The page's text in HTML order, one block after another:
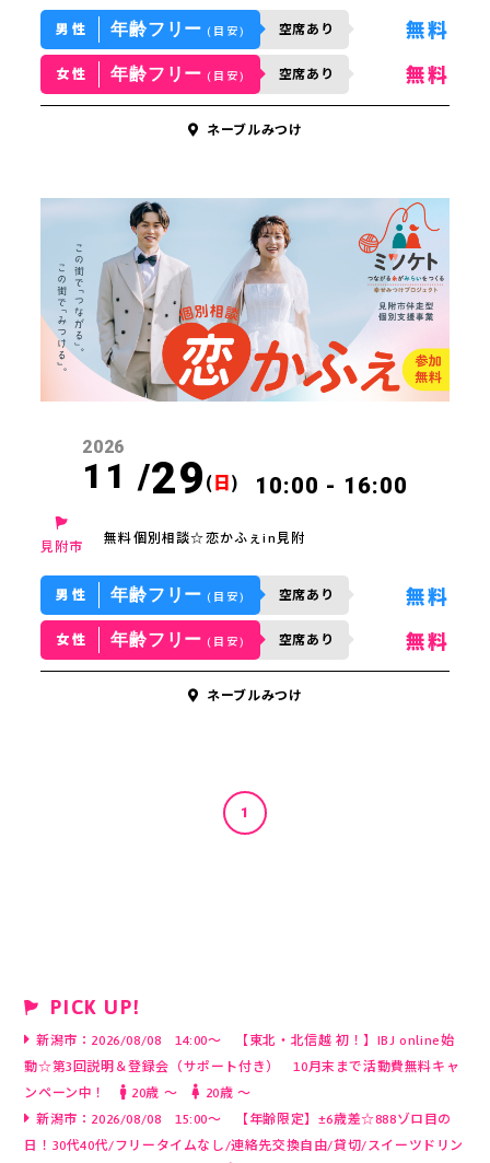
男性 年齢フリー (目安) 空席あり 無料
女性 年齢フリー (目安) 空席あり 無料
ネーブルみつけ
2026
11 /29 ( 日) 10:00 - 16:00
見附市
無料個別相談☆恋かふぇin見附
男性 年齢フリー (目安) 空席あり 無料
女性 年齢フリー (目安) 空席あり 無料
ネーブルみつけ
1
PICK UP!
新潟市：2026/08/08 14:00～ 【東北・北信越 初！】IBJ online始
動☆第3回説明＆登録会（サポート付き） 10月末まで活動費無料キャ
ンペーン中！
20歳 〜
20歳 〜
新潟市：2026/08/08 15:00～ 【年齢限定】±6歳差☆888ゾロ目の
日！30代40代/フリータイムなし/連絡先交換自由/貸切/スイーツドリン